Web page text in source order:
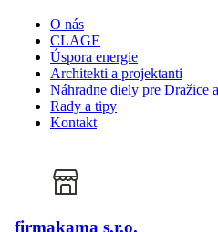
O nás
CLAGE
Úspora energie
Architekti a projektanti
Náhradne diely pre Dražice
Rady a tipy
Kontakt
firmakama s.r.o.